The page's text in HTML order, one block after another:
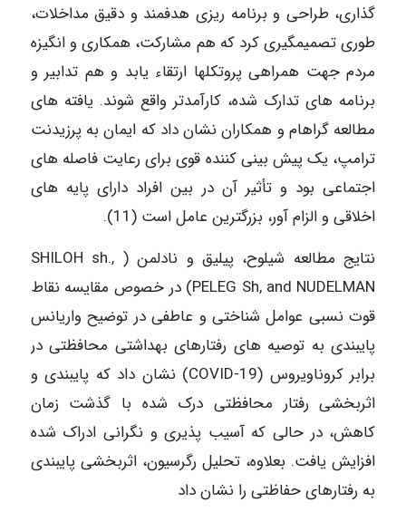
گذاری، طراحی و برنامه ریزی هدفمند و دقیق مداخلات،
طوری تصمیمگیری کرد که هم مشارکت، همکاری و انگیزه
مردم جهت همراهی پروتکلها ارتقاء یابد و هم تدابیر و
برنامه های تدارک شده، کارآمدتر واقع شوند. یافته های
مطالعه گراهام و همکاران نشان داد که ایمان به پرزیدنت
ترامپ، یک پیش بینی کننده قوی برای رعایت فاصله های
اجتماعی بود و تأثیر آن در بین افراد دارای پایه های
اخلاقی و الزام آور، بزرگترین عامل است (11).
نتایج مطالعه شیلوح، پیلیق و نادلمن ( SHILOH sh.,
PELEG Sh, and NUDELMAN) در خصوص مقایسه نقاط
قوت نسبی عوامل شناختی و عاطفی در توضیح واریانس
پایبندی به توصیه‌ های رفتارهای بهداشتی محافظتی در
برابر کروناویروس (COVID-19) نشان داد که پایبندی و
اثربخشی رفتار محافظتی درک شده با گذشت زمان
کاهش، در حالی که آسیب پذیری و نگرانی ادراک شده
افزایش یافت. بعلاوه، تحلیل رگرسیون، اثربخشی پایبندی
به رفتارهای حفاظتی را نشان داد